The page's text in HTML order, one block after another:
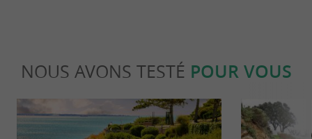
NOUS AVONS TESTÉ POUR VOUS